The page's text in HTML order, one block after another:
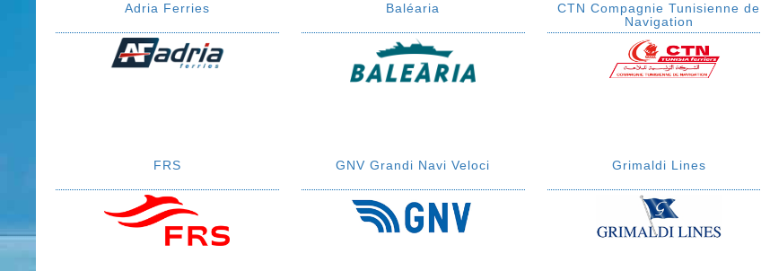
Adria Ferries Baléaria
CTN Compagnie Tunisienne de
Navigation
FRS GNV Grandi Navi Veloci Grimaldi Lines